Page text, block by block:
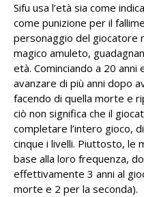
Sifu usa l’età sia come
come punizione per il
personaggio del giocatore
magico amuleto,
età. Cominciando a 20 anni
avanzare di più anni dopo
facendo di quella morte e
ciò non significa che il
completare l’intero gioco,
cinque i livelli. Piuttosto, le
base alla loro frequenza,
effettivamente 3 anni al
morte e 2 per la seconda).